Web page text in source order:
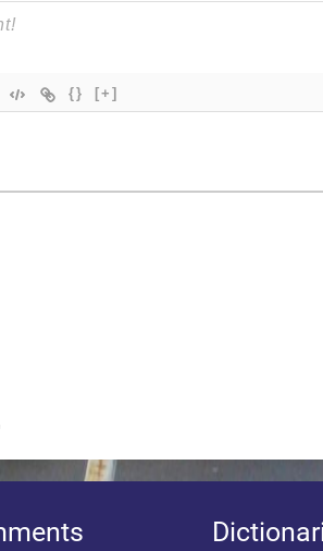
{} [+]